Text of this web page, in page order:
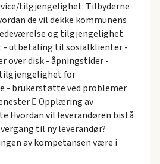
tilgjengelighet: Tilbyderne
de vil dekke kommunens
og tilgjengelighet.
- utbetaling til sosialklienter -
over disk - åpningstider -
for
- brukerstøtte ved problemer
 Opplæring av
Hvordan vil leverandøren bistå
til ny leverandør?
av kompetansen være i